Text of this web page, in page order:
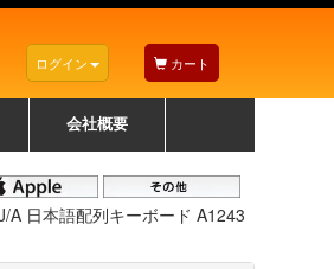
ログイン カート
会社概要
A 日本語配列キーボード A1243